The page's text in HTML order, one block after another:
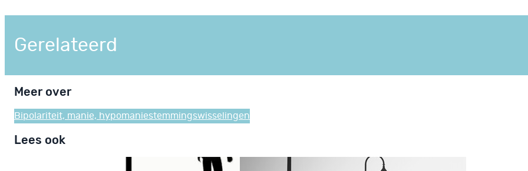
Gerelateerd
Meer over
Bipolariteit, manie, hypomaniestemmingswisselingen
Lees ook